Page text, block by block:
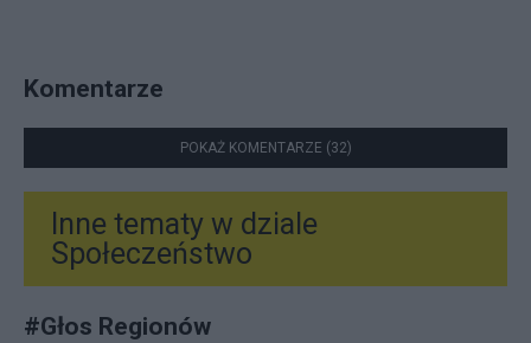
Komentarze
POKAŻ KOMENTARZE (32)
Inne tematy w dziale
Społeczeństwo
#Głos Regionów